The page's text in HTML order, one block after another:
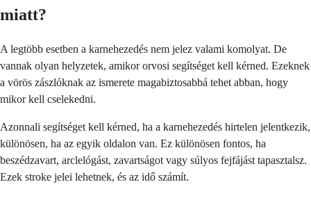
miatt?
A legtöbb esetben a karnehezedés nem jelez valami komolyat. De
vannak olyan helyzetek, amikor orvosi segítséget kell kérned. Ezeknek
a vörös zászlóknak az ismerete magabiztosabbá tehet abban, hogy
mikor kell cselekedni.
Azonnali segítséget kell kérned, ha a karnehezedés hirtelen jelentkezik,
különösen, ha az egyik oldalon van. Ez különösen fontos, ha
beszédzavart, arclelógást, zavartságot vagy súlyos fejfájást tapasztalsz.
Ezek stroke jelei lehetnek, és az idő számít.